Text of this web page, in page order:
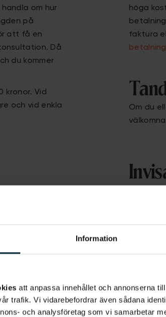
Information
att anpassa innehållet och annonserna
trafik. Vi vidarebefordrar även sådana
och analysföretag som vi samarbetar
om hur
på
att få en
Då
du kommer
kronor. Vid
och vid enkla
höga
faktura
Om du
du behöva
tandreglering.
med skenor
kallas för
att bära.
Hos
mest
Vi
på